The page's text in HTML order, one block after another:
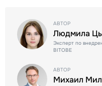
АВТОР
Людмила
Эксперт по
BITOBE
АВТОР
Михаил